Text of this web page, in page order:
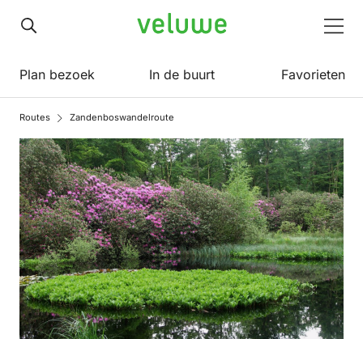
Veluwe
Plan bezoek In de buurt Favorieten
Routes Zandenboswandelroute